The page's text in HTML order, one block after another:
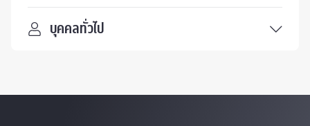
บุคคลทั่วไป